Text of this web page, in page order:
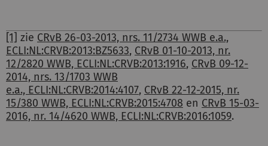
[1] zie CRvB 26-03-2013, nrs. 11/2734 WWB e.a.,
ECLI:NL:CRVB:2013:BZ5633, CRvB 01-10-2013, nr.
12/2820 WWB, ECLI:NL:CRVB:2013:1916, CRvB 09-12-
2014, nrs. 13/1703 WWB
e.a., ECLI:NL:CRVB:2014:4107, CRvB 22-12-2015, nr.
15/380 WWB, ECLI:NL:CRVB:2015:4708 en CRvB 15-03-
2016, nr. 14/4620 WWB, ECLI:NL:CRVB:2016:1059.